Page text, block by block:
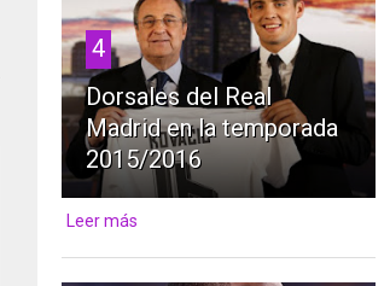
4
Dorsales del Real
Madrid en la temporada
2015/2016
Leer más